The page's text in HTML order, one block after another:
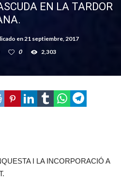
EN LA TARDOR
en21 septiembre, 2017
0 2,303
I LA INCORPORACIÓ A